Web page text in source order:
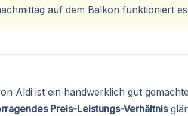
auf dem Balkon funktioniert
Aldi ist ein handwerklich gut
Preis-Leistungs-Verhältnis